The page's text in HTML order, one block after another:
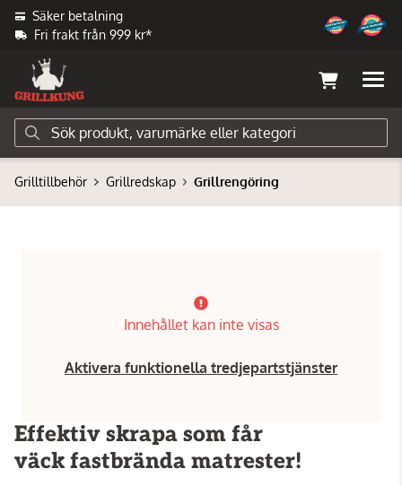
Säker betalning
Fri frakt från 999 kr*
Grilltillbehör Grillredskap Grillrengöring
Innehållet kan inte visas
Aktivera funktionella tredjepartstjänster
Effektiv skrapa som får
väck fastbrända matrester!